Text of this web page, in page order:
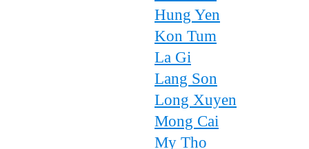
Hung Yen
Kon Tum
La Gi
Lang Son
Long Xuyen
Mong Cai
My Tho